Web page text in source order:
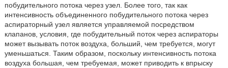
побудительного потока через узел. Более того, так как
интенсивность объединенного побудительного потока через
аспираторный узел является управляемой посредством
клапанов, условия, где побудительный поток через аспираторы
может вызывать поток воздуха, больший, чем требуется, могут
уменьшаться. Таким образом, поскольку интенсивность потока
воздуха большая, чем требуемая, может приводить к впрыску